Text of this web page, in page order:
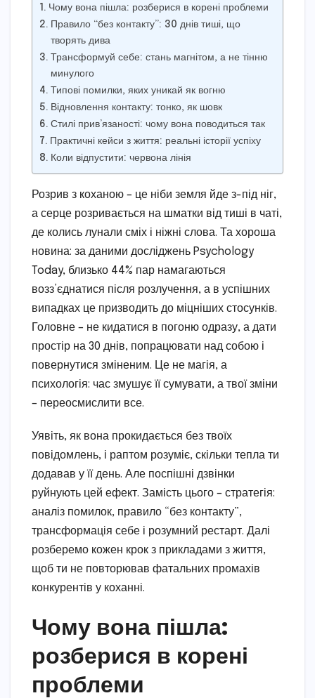
Чому вона пішла: розберися в корені проблеми
Правило “без контакту”: 30 днів тиші, що
творять дива
Трансформуй себе: стань магнітом, а не тінню
минулого
Типові помилки, яких уникай як вогню
Відновлення контакту: тонко, як шовк
Стилі прив’язаності: чому вона поводиться так
Практичні кейси з життя: реальні історії успіху
Коли відпустити: червона лінія
Розрив з коханою – це ніби земля йде з-під ніг,
а серце розривається на шматки від тиші в чаті,
де колись лунали сміх і ніжні слова. Та хороша
новина: за даними досліджень Psychology
Today, близько 44% пар намагаються
возз’єднатися після розлучення, а в успішних
випадках це призводить до міцніших стосунків.
Головне – не кидатися в погоню одразу, а дати
простір на 30 днів, попрацювати над собою і
повернутися зміненим. Це не магія, а
психологія: час змушує її сумувати, а твої зміни
– переосмислити все.
Уявіть, як вона прокидається без твоїх
повідомлень, і раптом розуміє, скільки тепла ти
додавав у її день. Але поспішні дзвінки
руйнують цей ефект. Замість цього – стратегія:
аналіз помилок, правило “без контакту”,
трансформація себе і розумний рестарт. Далі
розберемо кожен крок з прикладами з життя,
щоб ти не повторював фатальних промахів
конкурентів у коханні.
Чому вона пішла:
розберися в корені
проблеми